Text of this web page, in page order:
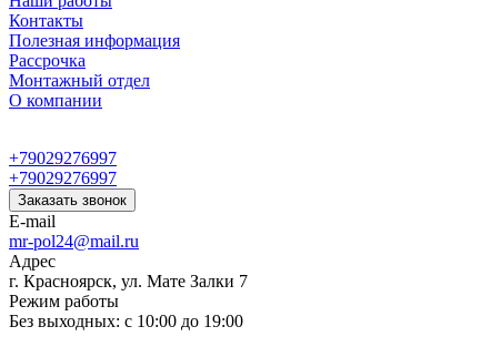
Контакты
Полезная информация
Рассрочка
Монтажный отдел
О компании
+79029276997
+79029276997
Заказать звонок
E-mail
mr-pol24@mail.ru
Адрес
г. Красноярск, ул. Мате Залки 7
Режим работы
Без выходных: с 10:00 до 19:00